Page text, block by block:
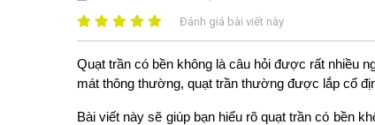
Đánh giá bài viết này
Quạt trần có bền không là câu hỏi được rất nhiều
mát thông thường, quạt trần thường được lắp cố
Bài viết này sẽ giúp bạn hiểu rõ quạt trần có bền